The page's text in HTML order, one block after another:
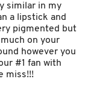
similar in my
a lipstick and
pigmented but
on your
however you
#1 fan with
miss!!!